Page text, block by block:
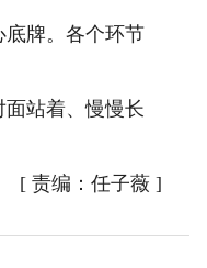
牌。各个环节
站着、慢慢长
[ 责编：任子薇 ]